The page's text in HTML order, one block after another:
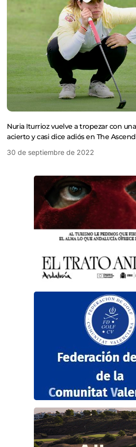
Nuria Iturrioz vuelve a tropezar con
acierto y casi dice adiós en The
30 de septiembre de 2022